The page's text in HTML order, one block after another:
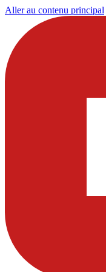
Aller au contenu principal